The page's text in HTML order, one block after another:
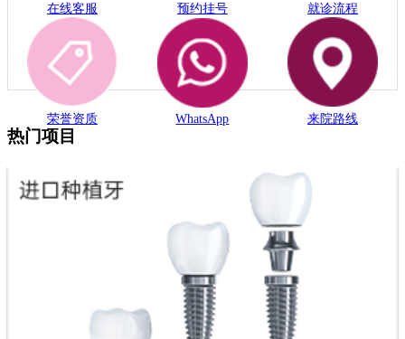
在线客服 预约挂号 就诊流程
荣誉资质 WhatsApp 来院路线
热门项目